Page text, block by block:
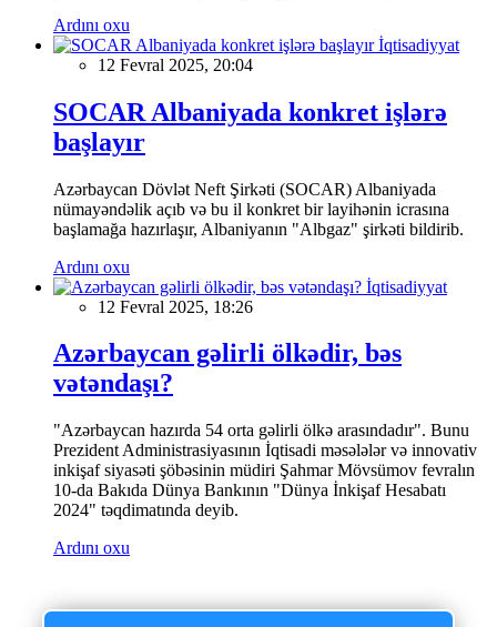
Ardını oxu
İqtisadiyyat
12 Fevral 2025, 20:04
SOCAR Albaniyada konkret işlərə
başlayır
Azərbaycan Dövlət Neft Şirkəti (SOCAR) Albaniyada
nümayəndəlik açıb və bu il konkret bir layihənin icrasına
başlamağa hazırlaşır, Albaniyanın "Albgaz" şirkəti bildirib.
Ardını oxu
İqtisadiyyat
12 Fevral 2025, 18:26
Azərbaycan gəlirli ölkədir, bəs
vətəndaşı?
"Azərbaycan hazırda 54 orta gəlirli ölkə arasındadır". Bunu
Prezident Administrasiyasının İqtisadi məsələlər və innovativ
inkişaf siyasəti şöbəsinin müdiri Şahmar Mövsümov fevralın
10-da Bakıda Dünya Bankının "Dünya İnkişaf Hesabatı
2024" təqdimatında deyib.
Ardını oxu